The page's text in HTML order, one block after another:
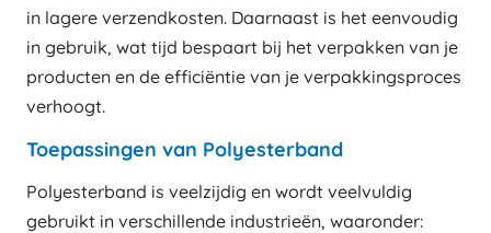
in lagere verzendkosten. Daarnaast is het eenvoudig
in gebruik, wat tijd bespaart bij het verpakken van je
producten en de efficiëntie van je verpakkingsproces
verhoogt.
Toepassingen van Polyesterband
Polyesterband is veelzijdig en wordt veelvuldig
gebruikt in verschillende industrieën, waaronder: